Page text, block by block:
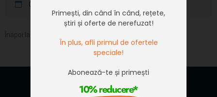
Coșul tău este în prezent gol.
Primești, din când în când, rețete,
știri și oferte de nerefuzat!
În plus, afli primul de ofertele
speciale!
Abonează-te și primești
10% reducere*